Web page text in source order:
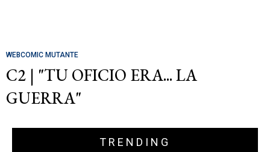
WEBCOMIC MUTANTE
C2 | "TU OFICIO ERA... LA
GUERRA"
TRENDING